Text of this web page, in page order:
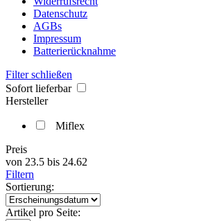
Datenschutz
AGBs
Impressum
Batterierücknahme
Filter schließen
Sofort lieferbar
Hersteller
Miflex
Preis
von 23.5 bis 24.62
Filtern
Sortierung:
Artikel pro Seite: